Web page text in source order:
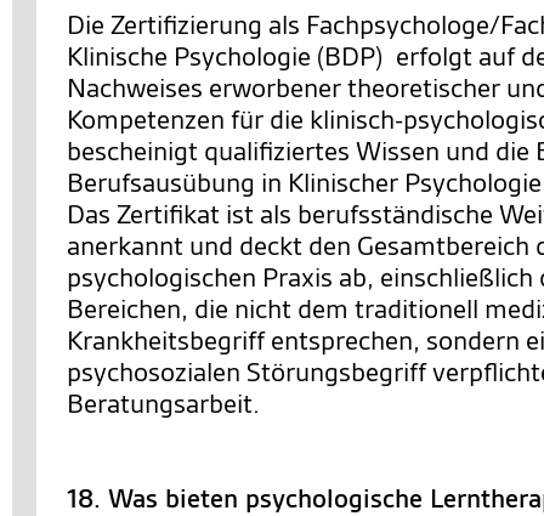
Die Zertifizierung als Fachpsychologe/
Klinische Psychologie (BDP) erfolgt auf
Nachweises erworbener theoretischer
Kompetenzen für die klinisch-
bescheinigt qualifiziertes Wissen und die
Berufsausübung in Klinischer
Das Zertifikat ist als berufsständische
anerkannt und deckt den Gesamtbereich
psychologischen Praxis ab,
Bereichen, die nicht dem traditionell
Krankheitsbegriff entsprechen, sondern
psychosozialen Störungsbegriff
Beratungsarbeit.
18. Was bieten psychologische